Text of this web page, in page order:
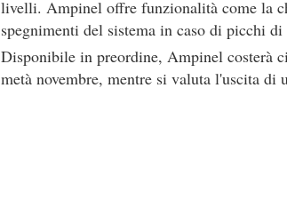
livelli. Ampinel offre funzionalità come la
spegnimenti del sistema in caso di picchi di
Disponibile in preordine, Ampinel costerà
metà novembre, mentre si valuta l'uscita di